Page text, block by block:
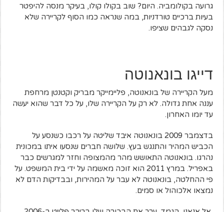
גרועה בקולומביה. היום? שוב בקולו קולו, בעיקר מנסה להיפטר
בעיות ברכיים טורדניות, במה שנראה כמו הסוף לקריירה שלא
נסקה לגבהים שציפו.
דייגו בונאנוטה
מעל הקריירה של בונאנוטה, פליימייקר מבריק וקטנטן מרחפת
עננה אחת גדולה. לא רק על הקריירה שלו, על כל דבר שהוא יעשה
עד יומו האחרון.
בדצמבר 2009 בונאנוטה איבד שליטה על רכבו כשנסע על
הכביש המהיר והתנגש בעץ. שלושה חברים שנסעו איתו במכונית
נהרגו. בונאנוטה התאושש מהר מהמצופה וחזר למגרשים כבר
באפריל. במרץ 2011 הוא זוכה מאשמה על ידי בית המשפט. על
פי ההחלטה, בונאנוטה לא עבר על המהירות, ובבדיקות הדם לא
נמצאו אלכוהול או סמים.